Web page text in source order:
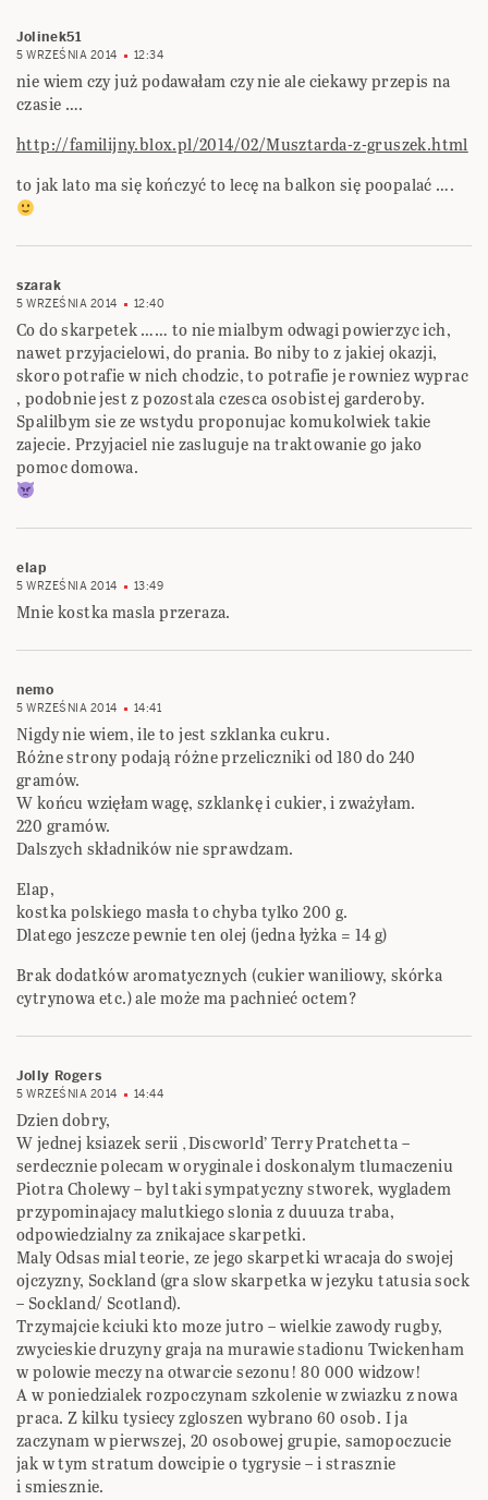
Jolinek51
5 WRZEŚNIA 2014 12:34
nie wiem czy już podawałam czy nie ale ciekawy przepis na
czasie ….
http://familijny.blox.pl/2014/02/Musztarda-z-gruszek.html
to jak lato ma się kończyć to lecę na balkon się poopalać ….
szarak
5 WRZEŚNIA 2014 12:40
Co do skarpetek …… to nie mialbym odwagi powierzyc ich,
nawet przyjacielowi, do prania. Bo niby to z jakiej okazji,
skoro potrafie w nich chodzic, to potrafie je rowniez wyprac
, podobnie jest z pozostala czesca osobistej garderoby.
Spalilbym sie ze wstydu proponujac komukolwiek takie
zajecie. Przyjaciel nie zasluguje na traktowanie go jako
pomoc domowa.
elap
5 WRZEŚNIA 2014 13:49
Mnie kostka masla przeraza.
nemo
5 WRZEŚNIA 2014 14:41
Nigdy nie wiem, ile to jest szklanka cukru.
Różne strony podają różne przeliczniki od 180 do 240
gramów.
W końcu wzięłam wagę, szklankę i cukier, i zważyłam.
220 gramów.
Dalszych składników nie sprawdzam.
Elap,
kostka polskiego masła to chyba tylko 200 g.
Dlatego jeszcze pewnie ten olej (jedna łyżka = 14 g)
Brak dodatków aromatycznych (cukier waniliowy, skórka
cytrynowa etc.) ale może ma pachnieć octem?
Jolly Rogers
5 WRZEŚNIA 2014 14:44
Dzien dobry,
W jednej ksiazek serii ‚Discworld’ Terry Pratchetta –
serdecznie polecam w oryginale i doskonalym tlumaczeniu
Piotra Cholewy – byl taki sympatyczny stworek, wygladem
przypominajacy malutkiego slonia z duuuza traba,
odpowiedzialny za znikajace skarpetki.
Maly Odsas mial teorie, ze jego skarpetki wracaja do swojej
ojczyzny, Sockland (gra slow skarpetka w jezyku tatusia sock
– Sockland/ Scotland).
Trzymajcie kciuki kto moze jutro – wielkie zawody rugby,
zwycieskie druzyny graja na murawie stadionu Twickenham
w polowie meczy na otwarcie sezonu! 80 000 widzow!
A w poniedzialek rozpoczynam szkolenie w zwiazku z nowa
praca. Z kilku tysiecy zgloszen wybrano 60 osob. I ja
zaczynam w pierwszej, 20 osobowej grupie, samopoczucie
jak w tym stratum dowcipie o tygrysie – i strasznie
i smiesznie.